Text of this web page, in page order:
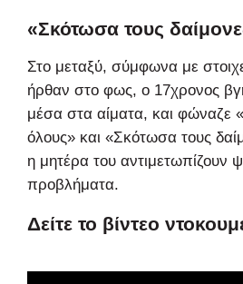
«Σκότωσα τους
Στο μεταξύ, σύμφωνα με
ήρθαν στο φως, ο 17χρονος
μέσα στα αίματα, και φώναζε
όλους» και «Σκότωσα τους
η μητέρα του αντιμετωπίζουν
προβλήματα.
Δείτε το βίντεο